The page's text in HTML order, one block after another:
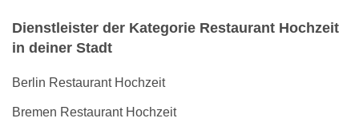
Dienstleister der Kategorie Restaurant Hochzeit
in deiner Stadt
Berlin Restaurant Hochzeit
Bremen Restaurant Hochzeit